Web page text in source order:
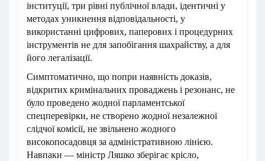
інституції, три рівні публічної влади, ідентичні у
методах уникнення відповідальності, у
використанні цифрових, паперових і процедурних
інструментів не для запобігання шахрайству, а для
його легалізації.
Симптоматично, що попри наявність доказів,
відкритих кримінальних проваджень і резонанс, не
було проведено жодної парламентської
спецперевірки, не створено жодної незалежної
слідчої комісії, не звільнено жодного
високопосадовця за адміністративною лінією.
Навпаки — міністр Ляшко зберігає крісло,